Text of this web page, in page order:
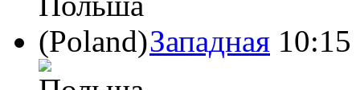
Западная 10:15